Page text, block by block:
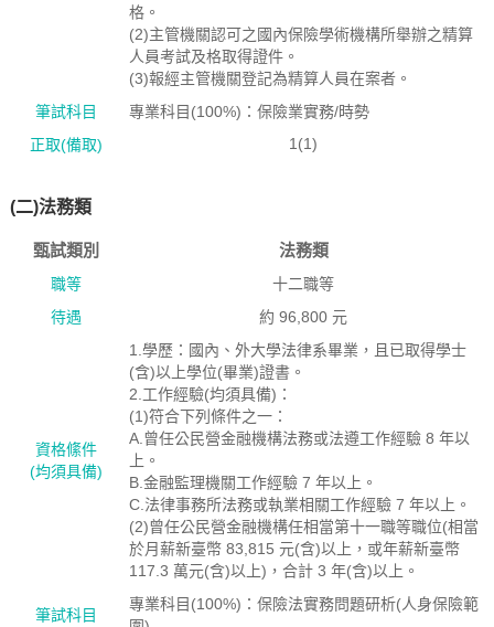
格。
(2)主管機關認可之國內保險學術機構所舉辦之精算
人員考試及格取得證件。
(3)報經主管機關登記為精算人員在案者。
筆試科目
專業科目(100%)：保險業實務/時勢
正取(備取)
1(1)
(二)法務類
甄試類別 法務類
職等
十二職等
待遇
約 96,800 元
資格絛件
(均須具備)
1.學歷：國內、外大學法律系畢業，且已取得學士
(含)以上學位(畢業)證書。
2.工作經驗(均須具備)：
(1)符合下列條件之一：
A.曾任公民營金融機構法務或法遵工作經驗 8 年以
上。
B.金融監理機關工作經驗 7 年以上。
C.法律事務所法務或執業相關工作經驗 7 年以上。
(2)曾任公民營金融機構任相當第十一職等職位(相當
於月薪新臺幣 83,815 元(含)以上，或年薪新臺幣
117.3 萬元(含)以上)，合計 3 年(含)以上。
筆試科目
專業科目(100%)：保險法實務問題研析(人身保險範